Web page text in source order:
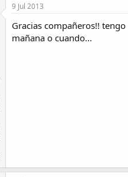
9 Jul 2013
Gracias compañeros!!
mañana o cuando...